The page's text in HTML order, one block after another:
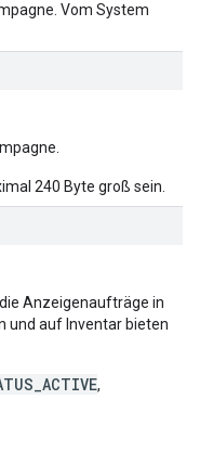
Vom System
240 Byte groß sein.
Anzeigenaufträge in
und auf Inventar bieten
,